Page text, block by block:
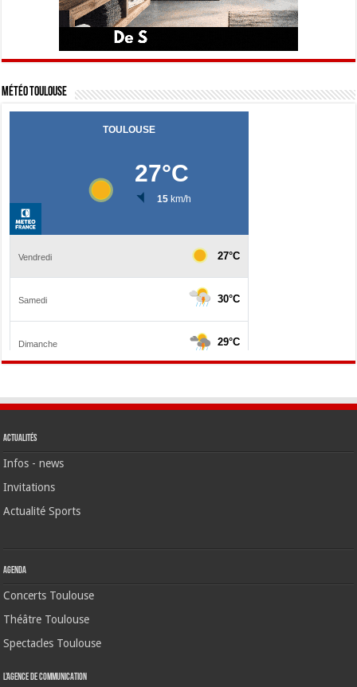
Météo Toulouse
Actualités
Infos - news
Invitations
Actualité Sports
Agenda
Concerts Toulouse
Théâtre Toulouse
Spectacles Toulouse
L’agence de communication